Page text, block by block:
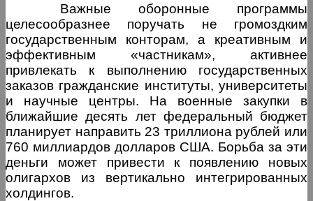
Важные оборонные программы
целесообразнее поручать не громоздким
государственным конторам, а креативным и
эффективным «частникам», активнее
привлекать к выполнению государственных
заказов гражданские институты, университеты
и научные центры. На военные закупки в
ближайшие десять лет федеральный бюджет
планирует направить 23 триллиона рублей или
760 миллиардов долларов США. Борьба за эти
деньги может привести к появлению новых
олигархов из вертикально интегрированных
холдингов.